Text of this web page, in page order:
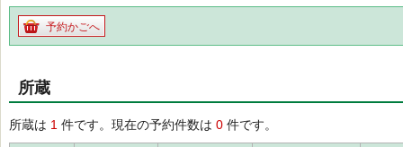
予約かごへ
所蔵
所蔵は 1 件です。現在の予約件数は 0 件です。